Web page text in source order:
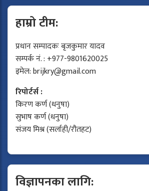
हाम्रो टीम:
प्रधान सम्पादकः बृजकुमार यादव
सम्पर्क नं. : +977-9801620025
इमेल:brijkry@gmail.com
रिपोर्टर्स :
किरण कर्ण (धनुषा)
सुभाष कर्ण (धनुषा)
संजय मिश्र (सर्लाही/रौतहट)
विज्ञापनका लागि: